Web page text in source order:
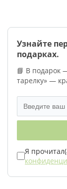
Узнайте
подарках.
📘 В подарок
тарелку» —
Я